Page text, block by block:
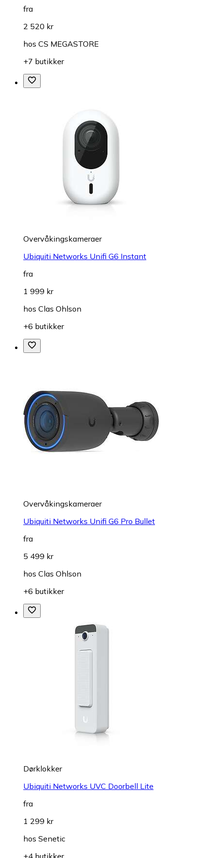
fra
2 520 kr
hos CS MEGASTORE
+7 butikker
Overvåkings­kameraer
Ubiquiti Networks Unifi G6 Instant
fra
1 999 kr
hos Clas Ohlson
+6 butikker
Overvåkings­kameraer
Ubiquiti Networks Unifi G6 Pro Bullet
fra
5 499 kr
hos Clas Ohlson
+6 butikker
Dørklokker
Ubiquiti Networks UVC Doorbell Lite
fra
1 299 kr
hos Senetic
+4 butikker